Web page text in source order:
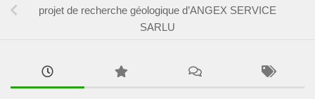
projet de recherche géologique d’ANGEX SERVICE
SARLU